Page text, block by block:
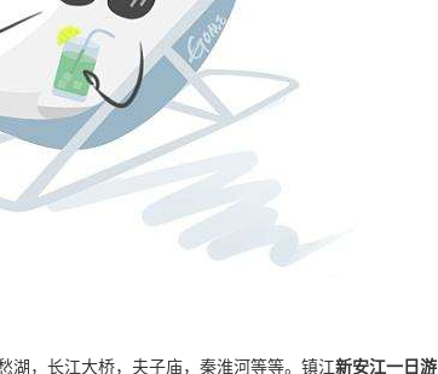
湖，长江大桥，夫子庙，秦淮河等等。镇江新安江一日游